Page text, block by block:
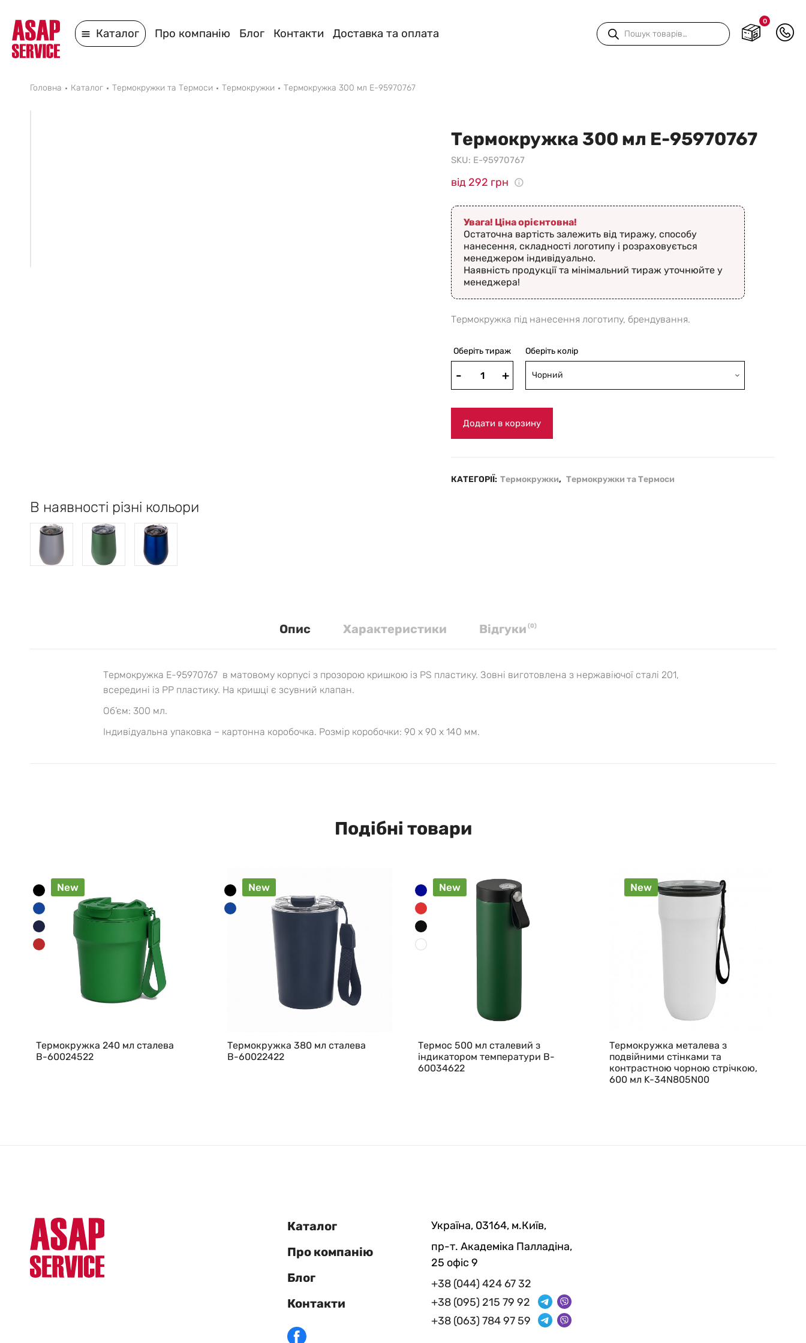
Каталог Про компанію Блог Контакти Доставка та оплата
Пошук
товарів
0
Головна Каталог Термокружки та Термоси Термокружки Термокружка 300 мл Е-95970767
Термокружка 300 мл Е-95970767
SKU: Е-95970767
від 292 грн
Увага! Ціна орієнтовна!
Остаточна вартість залежить від тиражу, способу
нанесення, складності логотипу і розраховується
менеджером індивідуально.
Наявність продукції та мінімальний тираж уточнюйте у
менеджера!
Термокружка під нанесення логотипу, брендування.
Оберіть тираж Оберіть колір
Чорний
Додати в корзину
КАТЕГОРІЇ: Термокружки, Термокружки та Термоси
В наявності різні кольори
Опис Характеристики Вiдгуки (0)
Термокружка Е-95970767 в матовому корпусі з прозорою кришкою із PS пластику. Зовні виготовлена ​​з нержавіючої сталі 201,
всередині із PP пластику. На кришці є зсувний клапан.
Об’єм: 300 мл.
Індивідуальна упаковка – картонна коробочка. Розмір коробочки: 90 x 90 x 140 мм.
Подібні товари
New
Термокружка 240 мл сталева
В-60024522
New
Термокружка 380 мл сталева
В-60022422
New
Термос 500 мл сталевий з
індикатором температури B-
60034622
New
Термокружка металева з
подвійними стінками та
контрастною чорною стрічкою,
600 мл K-34N805N00
Каталог
Про компанію
Блог
Контакти
Україна, 03164, м.Київ,
пр-т. Академіка Палладіна,
25 офіс 9
+38 (044) 424 67 32
+38 (095) 215 79 92
+38 (063) 784 97 59